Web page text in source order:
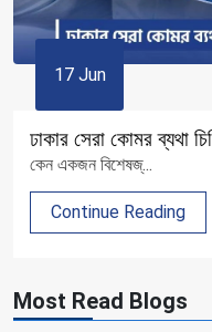
17 Jun
ঢাকার সেরা কোমর
কেন একজন বিশেষজ্...
Continue Reading
Most Read Blogs